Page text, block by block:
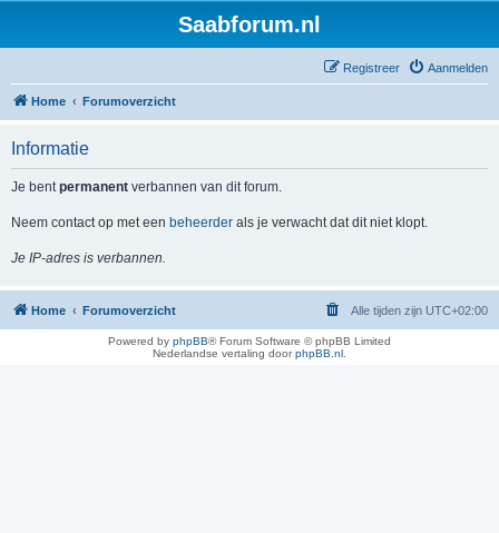
Saabforum.nl
Aanmelden
Registreer
Home Forumoverzicht
Informatie
Je bentpermanent verbannen van dit forum.
Neem contact op met een beheerder als je verwacht dat dit niet klopt.
Je IP-adres is verbannen.
Home Forumoverzicht Alle tijden zijn UTC+02:00
Powered by phpBB® Forum Software © phpBB Limited
Nederlandse vertaling doorphpBB.nl